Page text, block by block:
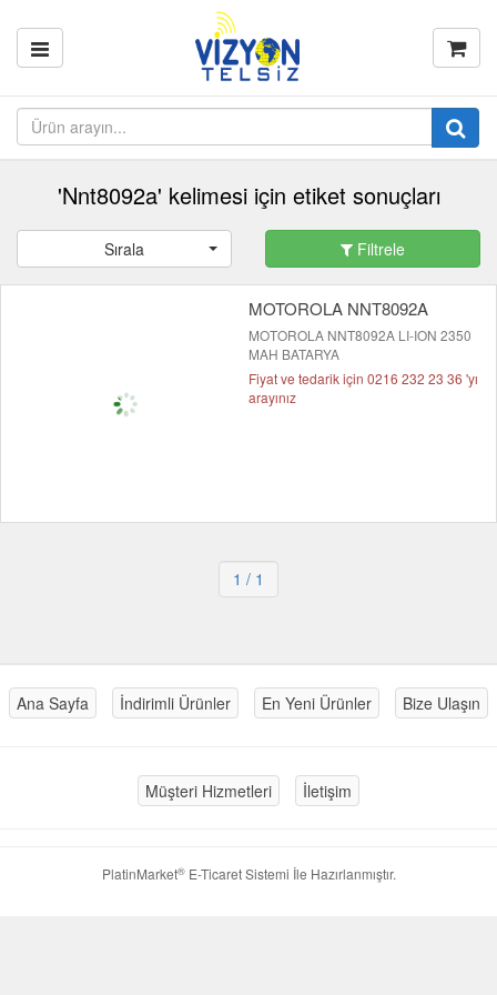
'Nnt8092a' kelimesi için etiket sonuçları
Sırala Filtrele
MOTOROLA NNT8092A
MOTOROLA NNT8092A LI-ION 2350
MAH BATARYA
Fiyat ve tedarik için 0216 232 23 36 'yı
arayınız
1 / 1
Ana Sayfa İndirimli Ürünler En Yeni Ürünler Bize Ulaşın
Müşteri Hizmetleri İletişim
PlatinMarket®E-Ticaret Sistemi İle Hazırlanmıştır.